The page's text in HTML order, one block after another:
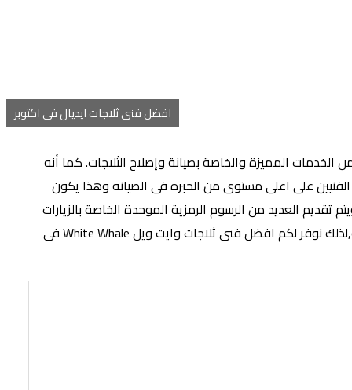
افضل فنى ثلاجات ايديال فى اكتوبر
الخدمات المميزة والخاصة بصيانة وإصلاح الثلاجات. كما أنه
الفنيين على اعلى مستوى من الحبره فى الصيانه وهذا يكون
تقديم العديد من الرسوم الرمزية الموحدة الخاصة بالزيارات
المنزلية بتكلفة بسيطة,لذلك نوفر لكم افضل فنى ثلاجات وايت ويل White Whale فى